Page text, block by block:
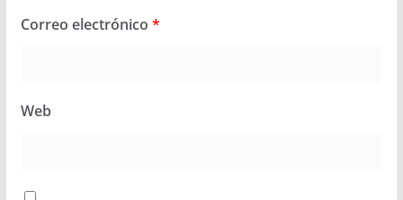
Correo electrónico *
Web